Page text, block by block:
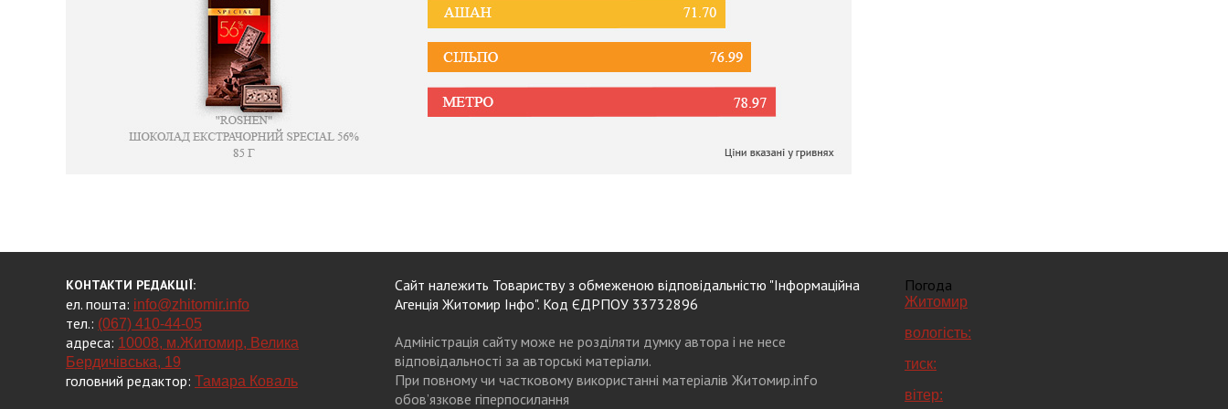
КОНТАКТИ РЕДАКЦІЇ:
ел. пошта: info@zhitomir.info
тел.: (067) 410-44-05
адреса: 10008, м.Житомир, Велика
Бердичівська, 19
головний редактор: Тамара Коваль
Сайт належить Товариству з обмеженою відповідальністю "Інформаційна
Агенція Житомир Інфо". Код ЄДРПОУ 33732896
Адміністрація сайту може не розділяти думку автора і не несе
відповідальності за авторські матеріали.
При повному чи частковому використанні матеріалів Житомир.info
обов’язкове гіперпосилання
Погода
Житомир
вологість:
тиск:
вітер: